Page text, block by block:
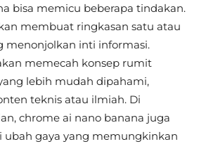
bisa memicu beberapa tindakan.
membuat ringkasan satu atau
menonjolkan inti informasi.
memecah konsep rumit
lebih mudah dipahami,
teknis atau ilmiah. Di
chrome ai nano banana juga
ubah gaya yang memungkinkan